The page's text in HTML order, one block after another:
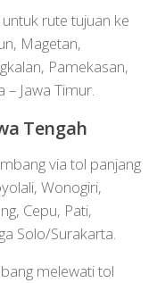
rute tujuan ke
Magetan,
Pamekasan,
Jawa Timur.
Tengah
via tol panjang
Wonogiri,
Cepu, Pati,
Solo/Surakarta.
melewati tol